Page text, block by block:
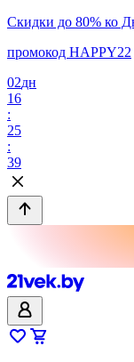
Скидки до 80% ко
промокод HAPPY22
02дн
16
:
25
:
39